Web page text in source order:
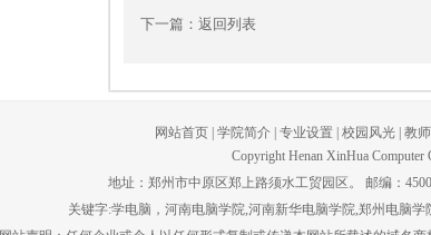
下一篇： 返回列表
网站首页 学院简介 专业设置 校园风光 教
Copyright Henan XinHua Computer
地址：郑州市中原区郑上路须水工贸园区。 邮编：
关键字:学电脑，河南电脑学院,河南新华电脑学院,郑州电脑